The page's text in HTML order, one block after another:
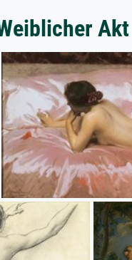
Akt